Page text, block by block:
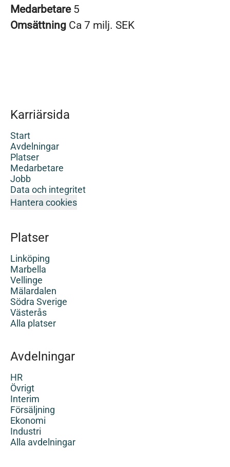
Medarbetare 5
Omsättning Ca 7 milj. SEK
Karriärsida
Start
Avdelningar
Platser
Medarbetare
Jobb
Data och integritet
Hantera cookies
Platser
Linköping
Marbella
Vellinge
Mälardalen
Södra Sverige
Västerås
Alla platser
Avdelningar
HR
Övrigt
Interim
Försäljning
Ekonomi
Industri
Alla avdelningar